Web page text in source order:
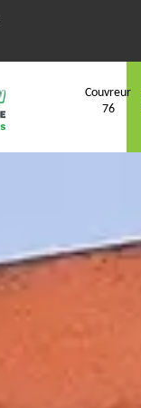
Couvreur
76